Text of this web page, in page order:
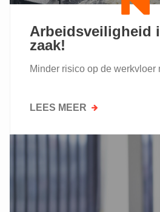
Arbeidsveiligheid
zaak!
Minder risico op de werkvloer
LEES MEER OVER
IS